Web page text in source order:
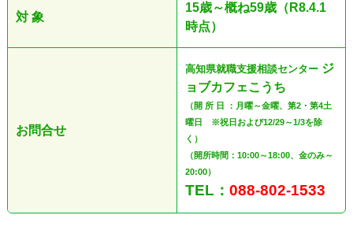
対 象
15歳～概ね59歳（R8.4.1
時点）
お問合せ
高知県就職支援相談センター ジ
ョブカフェこうち
（開 所 日 ：月曜～金曜、第2・第4土
曜日 ※祝日および12/29～1/3を除
く）
（開所時間：10:00～18:00、金のみ～
20:00）
TEL： 088-802-1533